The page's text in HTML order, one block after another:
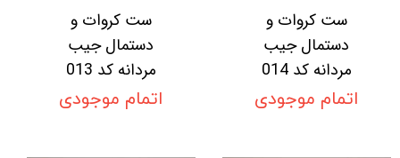
ست کروات و
دستمال جیب
مردانه کد 014
اتمام موجودی
ست کروات و
دستمال جیب
مردانه کد 013
اتمام موجودی